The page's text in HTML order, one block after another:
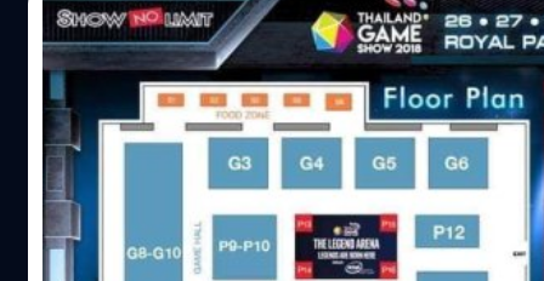
Show เพื่อลุ้นรางวัล Android : https://goo.gl/TKFWwZ
iOS : https://goo.gl/tsX83z ขออภัยในความไม่สะดวกด้วย
ค่า สำหรับใครที่พบปัญหาไม่สามารถกรอกโค้ดเพื่อร่วมสนุก
ลุ้นรางวัลกิจกรรม TGS EVERYDAY ได้ในมือถือบางรุ่น
สามารถนำโค้ดมากรอกที่นี่ได้เพื่อร่วมสนุกกับกิจกรรมค่ะ
www.thailandgameshow.com/tgseveryday …
เผยแผนผังในงาน Thailand Game Show
2018 รักใคร ชอบบูธไหน จำให้ดี…แล้วไปเจอ
กันในงาน!!
Floor Plan เผยโฉมแผนผังภายในงานทั้งหมดของ Thailand
Game Show 2018 รักใคร ชอบบูธไหน...เตรียมพร้อมกันไว้ให้
ดี แล้วเจอกันในงาน Thailand Game Show 2018 จัดเต็มอิ่ม
ตลอดทั้ง 3 วัน เริ่มศุกร์ที่ 26 - อาทิตย์ที่ 28 ตุลาคม 2561 ณ
รอยัลพารากอนฮอล์ ชั้น 5 สยามพารากอน *** จุดรับรางวัล
salinee tintumrong | 2848 days ago